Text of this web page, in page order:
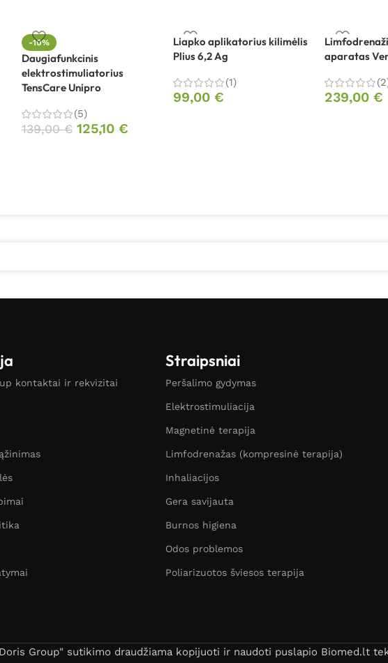
-10%
Daugiafunkcinis
elektrostimuliatorius
TensCare Unipro
(5)
139,00€ 125,10 €
Liapko aplikatorius kilimėlis
Plius 6,2 Ag
(1)
99,00 €
aparatas
239,00€
kontaktai ir rekvizitai
Straipsniai
Peršalimo gydymas
Elektrostimuliacija
Magnetinė terapija
Limfodrenažas (kompresinė terapija)
Inhaliacijos
Gera savijauta
Burnos higiena
Odos problemos
Poliarizuotos šviesos terapija
Group" sutikimo draudžiama kopijuoti ir naudoti puslapio Biomed.lt